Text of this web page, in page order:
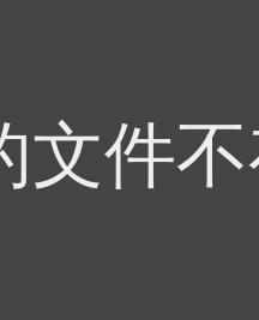
文件